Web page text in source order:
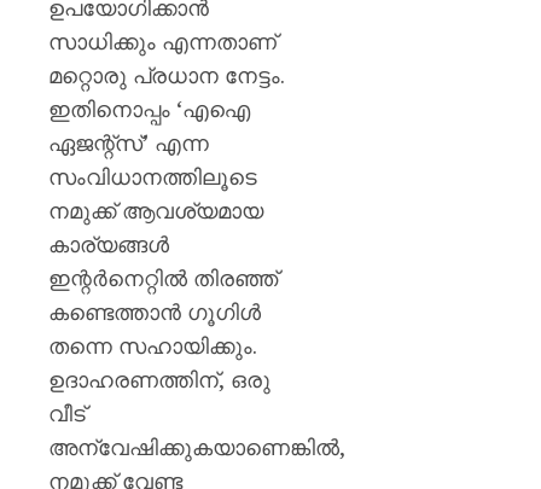
ഉപയോഗിക്കാൻ
സാധിക്കും എന്നതാണ്
മറ്റൊരു പ്രധാന നേട്ടം.
ഇതിനൊപ്പം ‘എഐ
ഏജന്റ്‌സ്’ എന്ന
സംവിധാനത്തിലൂടെ
നമുക്ക് ആവശ്യമായ
കാര്യങ്ങൾ
ഇന്റർനെറ്റിൽ തിരഞ്ഞ്
കണ്ടെത്താൻ ഗൂഗിൾ
തന്നെ സഹായിക്കും.
ഉദാഹരണത്തിന്, ഒരു
വീട്
അന്വേഷിക്കുകയാണെങ്കിൽ,
നമുക്ക് വേണ്ട